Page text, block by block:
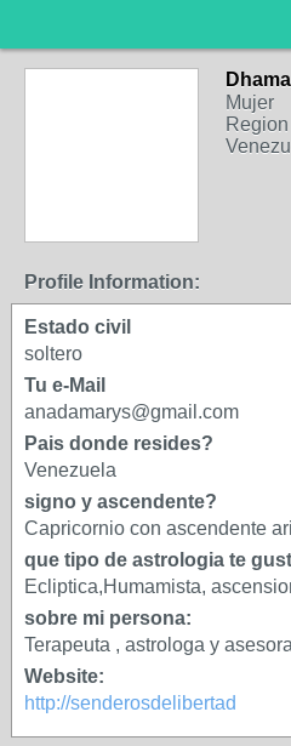
Mujer
Region
Profile Information:
Estado civil
soltero
Tu e-Mail
anadamarys@gmail.com
Pais donde resides?
Venezuela
signo y ascendente?
Capricornio con ascendente
que tipo de astrologia te
Ecliptica,Humamista,
sobre mi persona:
Terapeuta , astrologa y
Website:
http://senderosdelibertad